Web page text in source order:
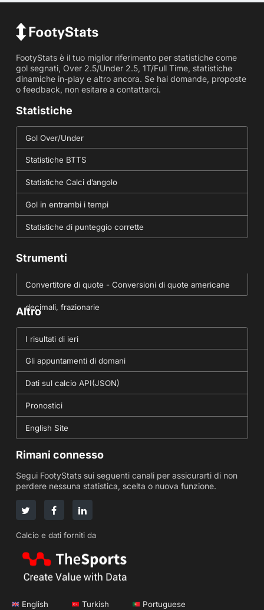
FootyStats è il tuo miglior riferimento per statistiche come
gol segnati, Over 2.5/Under 2.5, 1T/Full Time, statistiche
dinamiche in-play e altro ancora. Se hai domande, proposte
o feedback, non esitare a contattarci.
Statistiche
Gol Over/Under
Statistiche BTTS
Statistiche Calci d’angolo
Gol in entrambi i tempi
Statistiche di punteggio corrette
Strumenti
Convertitore di quote - Conversioni di quote americane
decimali, frazionarie
Altro
I risultati di ieri
Gli appuntamenti di domani
Dati sul calcio API(JSON)
Pronostici
English Site
Rimani connesso
Segui FootyStats sui seguenti canali per assicurarti di non
perdere nessuna statistica, scelta o nuova funzione.
Calcio e dati forniti da
English Turkish Portuguese